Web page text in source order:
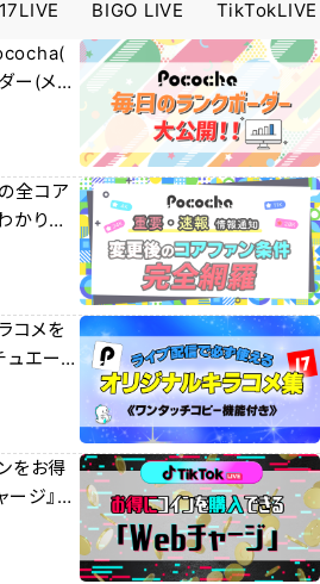
17LIVE BIGO LIVE TikTokLIVE
ー(メー
全コア
かりや
コメを
ュエー
をお得
ジ』に